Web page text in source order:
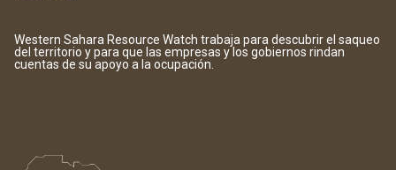
Western Sahara Resource Watch trabaja para descubrir el saqueo
del territorio y para que las empresas y los gobiernos rindan
cuentas de su apoyo a la ocupación.